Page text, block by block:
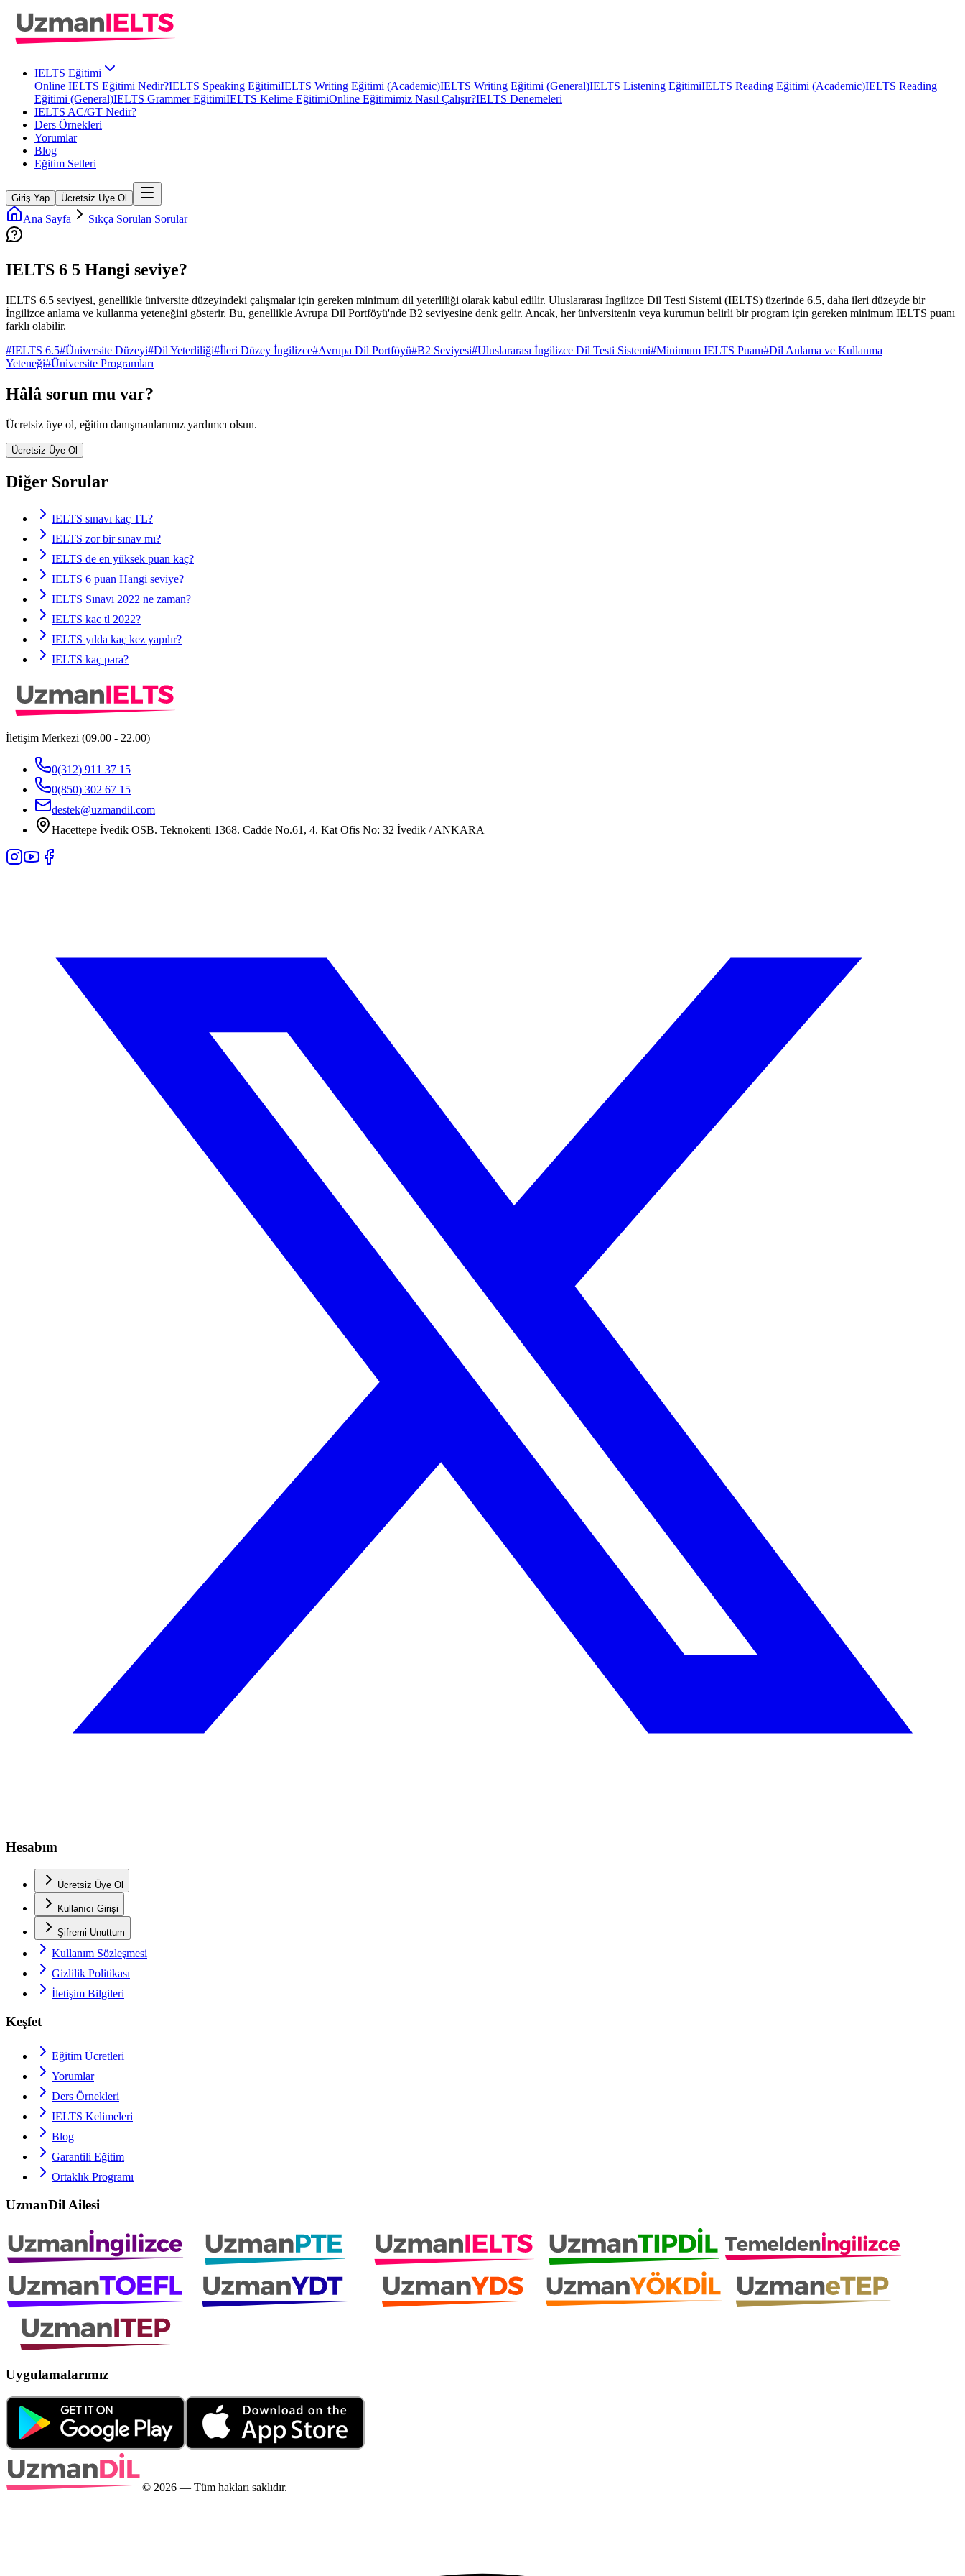
IELTS Eğitimi
Online IELTS Eğitimi Nedir?IELTS Speaking EğitimiIELTS Writing Eğitimi (Academic)IELTS Writing Eğitimi (General)IELTS Listening EğitimiIELTS Reading Eğitimi (Academic)IELTS Reading
Eğitimi (General)IELTS Grammer EğitimiIELTS Kelime EğitimiOnline Eğitimimiz Nasıl Çalışır?IELTS Denemeleri
IELTS AC/GT Nedir?
Ders Örnekleri
Yorumlar
Blog
Eğitim Setleri
Giriş Yap Ücretsiz Üye Ol
Ana Sayfa Sıkça Sorulan Sorular
IELTS 6 5 Hangi seviye?
IELTS 6.5 seviyesi, genellikle üniversite düzeyindeki çalışmalar için gereken minimum dil yeterliliği olarak kabul edilir. Uluslararası İngilizce Dil Testi Sistemi (IELTS) üzerinde 6.5, daha ileri düzeyde bir
İngilizce anlama ve kullanma yeteneğini gösterir. Bu, genellikle Avrupa Dil Portföyü'nde B2 seviyesine denk gelir. Ancak, her üniversitenin veya kurumun belirli bir program için gereken minimum IELTS puanı
farklı olabilir.
#IELTS 6.5#Üniversite Düzeyi#Dil Yeterliliği#İleri Düzey İngilizce#Avrupa Dil Portföyü#B2 Seviyesi#Uluslararası İngilizce Dil Testi Sistemi#Minimum IELTS Puanı#Dil Anlama ve Kullanma
Yeteneği#Üniversite Programları
Hâlâ sorun mu var?
Ücretsiz üye ol, eğitim danışmanlarımız yardımcı olsun.
Ücretsiz Üye Ol
Diğer Sorular
IELTS sınavı kaç TL?
IELTS zor bir sınav mı?
IELTS de en yüksek puan kaç?
IELTS 6 puan Hangi seviye?
IELTS Sınavı 2022 ne zaman?
IELTS kac tl 2022?
IELTS yılda kaç kez yapılır?
IELTS kaç para?
İletişim Merkezi (09.00 - 22.00)
0(312) 911 37 15
0(850) 302 67 15
destek@uzmandil.com
Hacettepe İvedik OSB. Teknokenti 1368. Cadde No.61, 4. Kat Ofis No: 32 İvedik / ANKARA
Hesabım
Ücretsiz Üye Ol
Kullanıcı Girişi
Şifremi Unuttum
Kullanım Sözleşmesi
Gizlilik Politikası
İletişim Bilgileri
Keşfet
Eğitim Ücretleri
Yorumlar
Ders Örnekleri
IELTS Kelimeleri
Blog
Garantili Eğitim
Ortaklık Programı
UzmanDil Ailesi
Uygulamalarımız
© 2026 — Tüm hakları saklıdır.